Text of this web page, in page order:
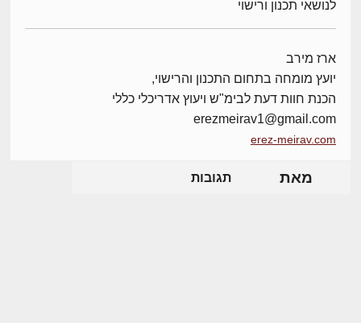
לנושאי תכנון ורישוי
ארז מירב
יועץ מומחה בתחום התכנון והרישוי,
הכנת חוות דעת לבימ"ש ויעוץ אדריכלי כללי
erezmeirav1@gmail.com
erez-meirav.com
מאת תגובות